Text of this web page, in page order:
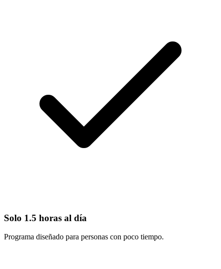
Solo 1.5 horas al día
Programa diseñado para personas con poco tiempo.